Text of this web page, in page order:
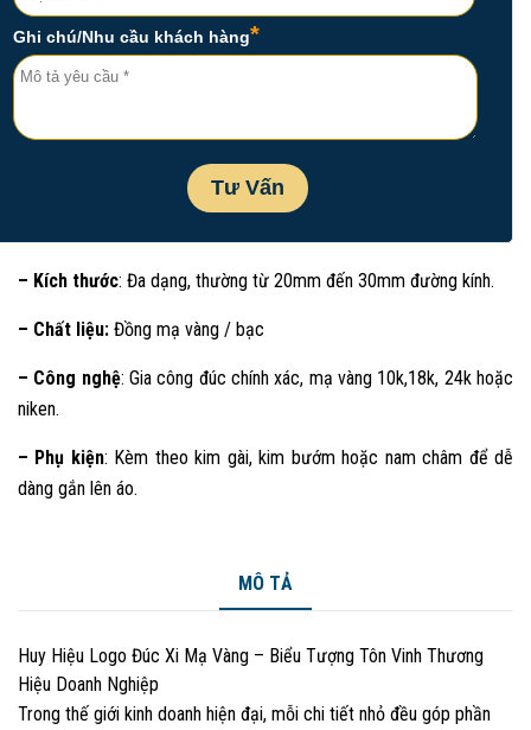
– Kích thước: Đa dạng, thường từ 20mm đến 30mm đường kính.
– Chất liệu: Đồng mạ vàng / bạc
– Công nghệ: Gia công đúc chính xác, mạ vàng 10k,18k, 24k hoặc
niken.
– Phụ kiện: Kèm theo kim gài, kim bướm hoặc nam châm để dễ
dàng gắn lên áo.
MÔ TẢ
Huy Hiệu Logo Đúc Xi Mạ Vàng – Biểu Tượng Tôn Vinh Thương
Hiệu Doanh Nghiệp
Trong thế giới kinh doanh hiện đại, mỗi chi tiết nhỏ đều góp phần